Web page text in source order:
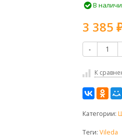
В
3 385
-
К
Категории:
Теги: Vileda